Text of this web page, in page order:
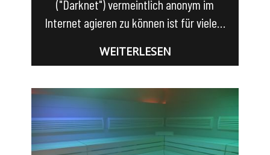
("Darknet") vermeintlich anonym im
Internet agieren zu können ist für viele…
WEITERLESEN